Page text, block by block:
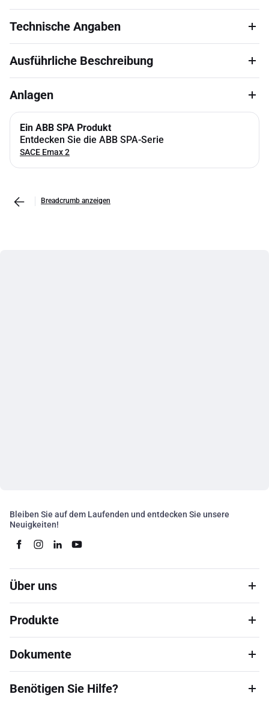
Technische Angaben
Ausführliche Beschreibung
Anlagen
Ein ABB SPA Produkt
Entdecken Sie die ABB SPA-Serie
SACE Emax 2
Breadcrumb anzeigen
Bleiben Sie auf dem Laufenden und entdecken Sie unsere
Neuigkeiten!
Über uns
Produkte
Dokumente
Benötigen Sie Hilfe?